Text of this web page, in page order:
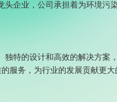
企业，公司承担着为环境污
独特的设计和高效的解决方案
服务，为行业的发展贡献更大